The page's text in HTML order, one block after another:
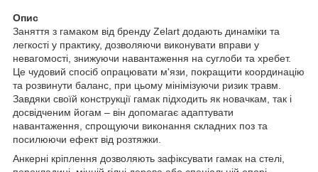
Опис
Заняття з гамаком від бренду Zelart додають динаміки та
легкості у практику, дозволяючи виконувати вправи у
невагомості, знижуючи навантаження на суглоби та хребет.
Це чудовий спосіб опрацювати м'язи, покращити координацію
та розвинути баланс, при цьому мінімізуючи ризик травм.
Завдяки своїй конструкції гамак підходить як новачкам, так і
досвідченим йогам – він допомагає адаптувати
навантаження, спрощуючи виконання складних поз та
посилюючи ефект від розтяжки.
Анкерні кріплення дозволяють зафіксувати гамак на стелі,